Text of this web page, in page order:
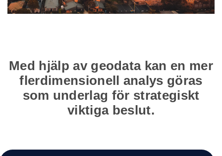
Med hjälp av geodata kan en mer
flerdimensionell analys göras
som underlag för strategiskt
viktiga beslut.